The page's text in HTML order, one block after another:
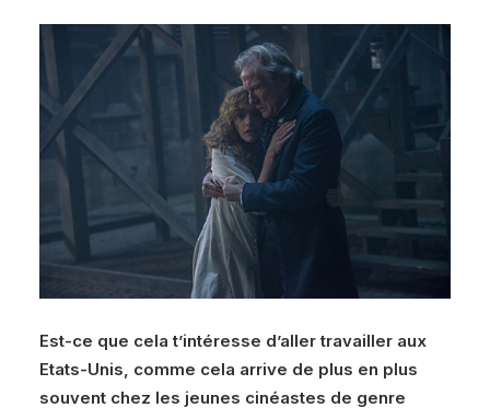
Est-ce que cela t’intéresse d’aller travailler aux
Etats-Unis, comme cela arrive de plus en plus
souvent chez les jeunes cinéastes de genre